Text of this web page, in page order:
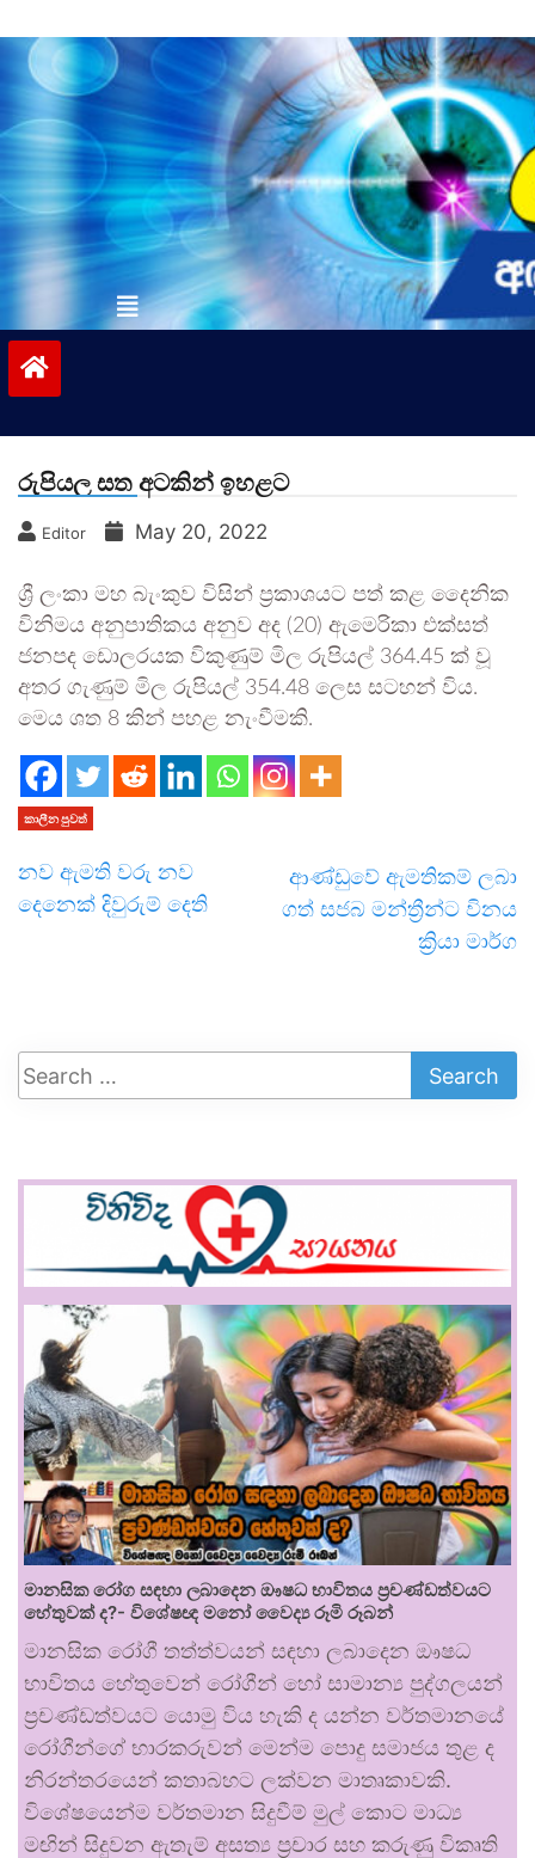
to
contentvinivida.lk
රුපියල සත අටකින් ඉහළට
Editor May 20, 2022
ශ්‍රී ලංකා මහ බැංකුව විසින් ප්‍රකාශයට පත් කළ දෛනික
විනිමය අනුපාතිකය අනුව අද (20) ඇමෙරිකා එක්සත්
ජනපද ඩොලරයක විකුණුම් මිල රුපියල් 364.45 ක් වූ
අතර ගැණුම් මිල රුපියල් 354.48 ලෙස සටහන් විය.
මෙය ශත 8 කින් පහළ නැංවීමකි.
කාලීන පුවත්
නව ඇමති වරු නව
දෙනෙක් දිවුරුම් දෙති
ආණ්ඩුවේ ඇමතිකම් ලබා
ගත් සජබ මන්ත්‍රීන්ට විනය
ක්‍රියා මාර්ග
මානසික රෝග සඳහා ලබාදෙන ඖෂධ භාවිතය ප්‍රචණ්ඩත්වයට
හේතුවක් ද?- විශේෂඥ මනෝ වෛද්‍ය රූමි රූබන්
මානසික රෝගී තත්ත්වයන් සඳහා ලබාදෙන ඖෂධ
භාවිතය හේතුවෙන් රෝගීන් හෝ සාමාන්‍ය පුද්ගලයන්
ප්‍රචණ්ඩත්වයට යොමු විය හැකි ද යන්න වර්තමානයේ
රෝගීන්ගේ භාරකරුවන් මෙන්ම පොදු සමාජය තුළ ද
නිරන්තරයෙන් කතාබහට ලක්වන මාතෘකාවකි.
විශේෂයෙන්ම වර්තමාන සිදුවීම් මුල් කොට මාධ්‍ය
මඟින් සිදුවන ඇතැම් අසත්‍ය ප්‍රචාර සහ කරුණු විකෘති